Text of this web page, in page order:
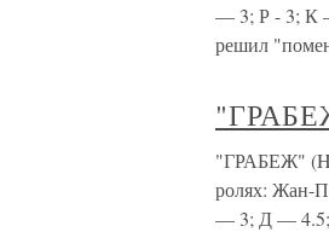
— 3; Р - 3; К
решил
"ГРАБЕЖ"
ролях: Жан-
— 3; Д — 4.5;